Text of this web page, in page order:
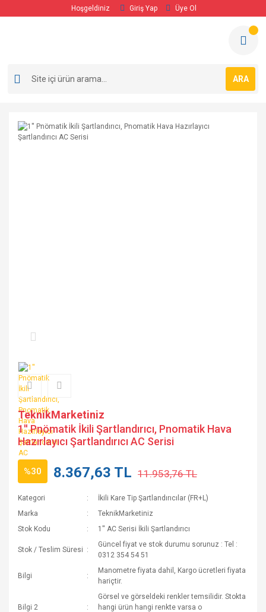
Hoşgeldiniz Giriş Yap Üye Ol
ARA
TeknikMarketiniz
1'' Pnömatik İkili Şartlandırıcı, Pnomatik Hava
Hazırlayıcı Şartlandırıcı AC Serisi
%30 8.367,63 TL 11.953,76 TL
Kategori
İkili Kare Tip Şartlandırıcılar (FR+L)
Marka
TeknikMarketiniz
Stok Kodu
1'' AC Serisi İkili Şartlandırıcı
Stok / Teslim Süresi
Güncel fiyat ve stok durumu sorunuz : Tel :
0312 354 54 51
Bilgi
Manometre fiyata dahil, Kargo ücretleri fiyata
hariçtir.
Bilgi 2
Görsel ve görseldeki renkler temsilidir. Stokta
hangi ürün hangi renkte varsa o